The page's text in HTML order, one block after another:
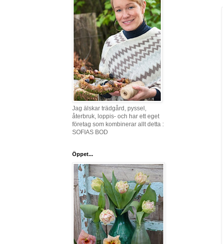
Jag älskar trädgård, pyssel,
återbruk, loppis- och har ett eget
företag som kombinerar allt detta :
SOFIAS BOD
Öppet...